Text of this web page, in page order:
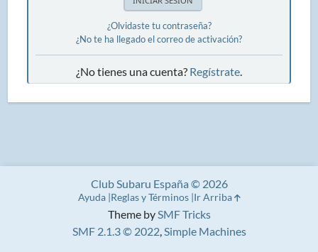
¿Olvidaste tu contraseña?
¿No te ha llegado el correo de activación?
¿No tienes una cuenta? Regístrate
Theme bySMF Tricks
SMF 2.1.3 © 2022,Simple Machines
Club Subaru España © 2026
Ayuda Reglas y Términos Ir Arriba